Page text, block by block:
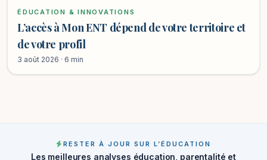
ÉDUCATION & INNOVATIONS
L’accès à Mon ENT dépend de votre territoire et
de votre profil
3 août 2026 · 6 min
RESTER À JOUR SUR L’ÉDUCATION
Les meilleures analyses éducation, parentalité et